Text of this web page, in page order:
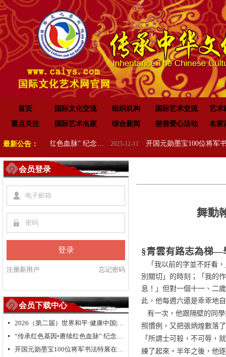
首页 国际文化交流 组织机构 国际艺术交流
艺术
重点关注
国际艺术名家 综合新闻 慈善爱心活动 名家
最新公告： 2025-12-11
“传承红色基因•赓续红色血脉” 纪念中国人民抗日战争暨世界反法西斯战争胜利 80 周年
舞動
§青雲有路志為梯—
「我以前的字並不好看
別關切」的時刻；「我的
息！」但對一個十一、二
此，他每週六還是乖乖地
有一次，他跟隔壁的同
照慣例，又把張炳煌數落
「所謂士可殺，不可辱，
練了起來。半年之後，他
会员登录
넙
끕
登录
忘记密码
注册新用户
会员下载中心
넷 2026（第二届）世界和平·健康中国|全球华人福运五洲·世界和平祈愿盛典暨全球华侨华人送“福”活动
넷 “传承红色基因•赓续红色血脉” 纪念中国人民抗日战争暨世界反法西斯战争胜利 80 周年
넷 开国元勋墨宝100位将军书法特展在高唐举办